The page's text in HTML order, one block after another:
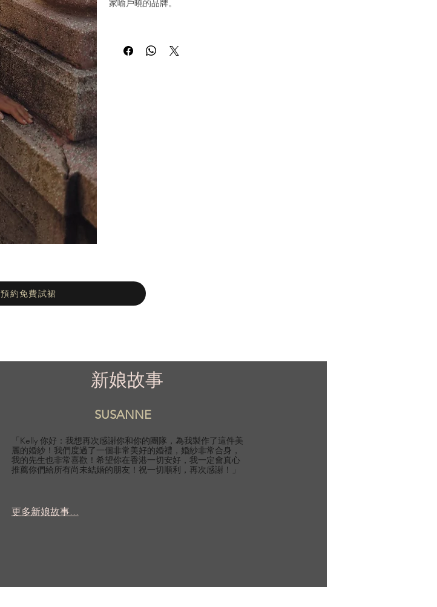
家喻戶曉的品牌。
預約免費試裙
新娘故事
SUSANNE
「Kelly 你好：我想再次感謝你和你的團隊，為我製作了這件美
麗的婚紗！我們度過了一個非常美好的婚禮，婚紗非常合身，
我的先生也非常喜歡！希望你在香港一切安好，我一定會真心
推薦你們給所有尚未結婚的朋友！祝一切順利，再次感謝！」
更多新娘故事...